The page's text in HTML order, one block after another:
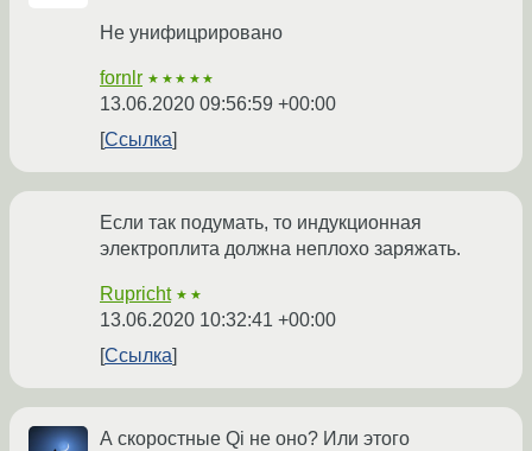
Не унифицрировано
fornlr ★★★★★
13.06.2020 09:56:59 +00:00
Ссылка
Если так подумать, то индукционная
электроплита должна неплохо заряжать.
Rupricht ★★
13.06.2020 10:32:41 +00:00
Ссылка
А скоростные Qi не оно? Или этого